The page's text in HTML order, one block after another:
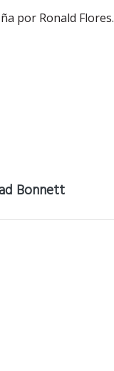
por Ronald Flores.
Bonnett